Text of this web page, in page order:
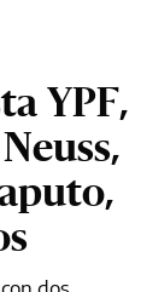
YPF,